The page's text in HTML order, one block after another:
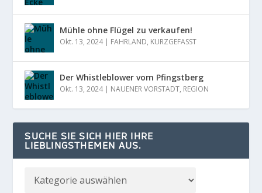
Mühle ohne Flügel zu verkaufen!
Okt. 13, 2024| FAHRLAND, KURZGEFASST
Der Whistleblower vom Pfingstberg
Okt. 13, 2024| NAUENER VORSTADT, REGION
SUCHE SIE SICH HIER IHRE
LIEBLINGSTHEMEN AUS.